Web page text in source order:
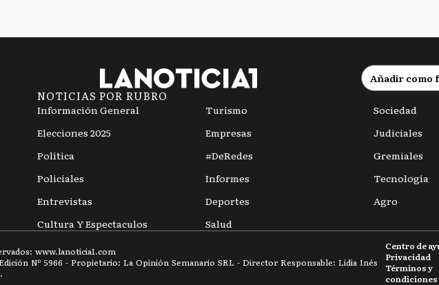
Añadir como
NOTICIAS POR RUBRO
Información General
Elecciones 2025
Política
Policiales
Entrevistas
Cultura Y Espectaculos
Turismo
Empresas
#DeRedes
Informes
Deportes
Salud
Sociedad
Judiciales
Gremiales
Tecnología
Agro
www.lanoticia1.com
Nº 5966 - Propietario: La Opinión Semanario SRL - Director Responsable: Lidia Inés
Términos y
condiciones
Privacidad
Centro de